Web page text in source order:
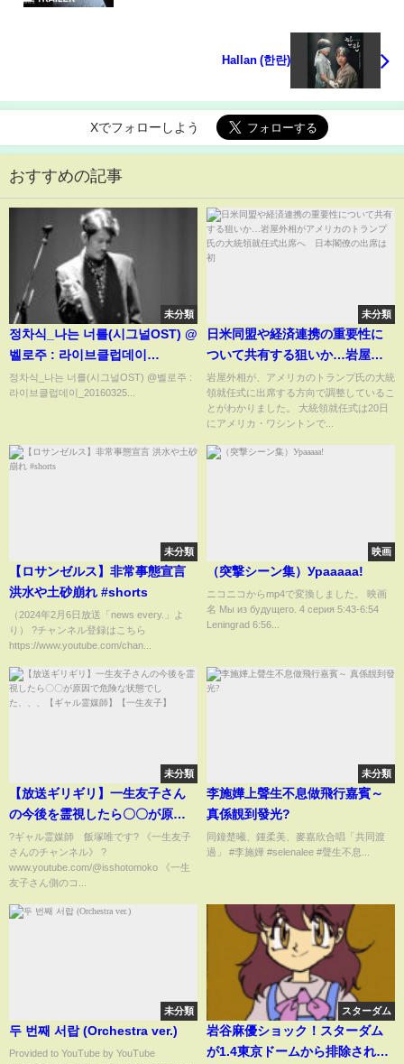
Hallan (한란)
Xでフォローしよう
おすすめの記事
未分類
정차식_나는 너를(시그널OST) @
벨로주 : 라이브클럽데이
_20160325
정차식_나는 너를(시그널OST) @벨로주 :
라이브클럽데이_20160325...
未分類
日米同盟や経済連携の重要性に
ついて共有する狙いか…岩屋外
相がアメリカのトランプ氏の大
統領就任式出席へ 日本閣僚の
出席は初
岩屋外相が、アメリカのトランプ氏の大統
領就任式に出席する方向で調整しているこ
とがわかりました。 大統領就任式は20日
にアメリカ・ワシントンで...
未分類
【ロサンゼルス】非常事態宣言
洪水や土砂崩れ #shorts
（2024年2月6日放送「news every.」よ
り） ?チャンネル登録はこちら
https://www.youtube.com/chan...
映画
（突撃シーン集）Урааааа!
ニコニコからmp4で変換しました。 映画
名 Мы из будущего. 4 серия 5:43-6:54
Leningrad 6:56...
未分類
【放送ギリギリ】一生友子さん
の今後を霊視したら〇〇が原因
で危険な状態でした、、、【ギ
ャル霊媒師】【一生友子】
?ギャル霊媒師 飯塚唯です? 《一生友子
さんのチャンネル》 ?
www.youtube.com/@isshotomoko 《一生
友子さん側のコ...
未分類
李施嬅上聲生不息做飛行嘉賓～
真係靚到發光?
同鐘楚曦、鍾柔美、麥嘉欣合唱「共同渡
過」 #李施嬅 #selenalee #聲生不息...
未分類
두 번째 서랍 (Orchestra ver.)
Provided to YouTube by YouTube
スターダム
岩谷麻優ショック！スターダム
が1.4東京ドームから排除され